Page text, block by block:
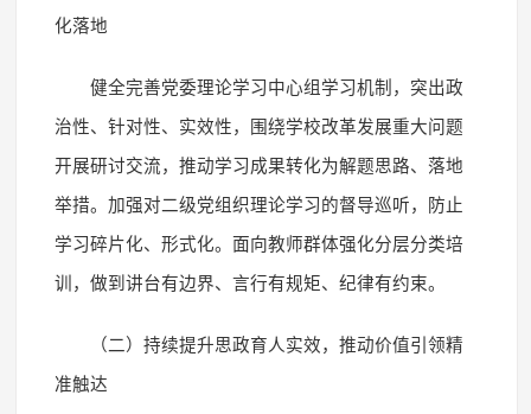
化落地
健全完善党委理论学习中心组学习机制，突出政
治性、针对性、实效性，围绕学校改革发展重大问题
开展研讨交流，推动学习成果转化为解题思路、落地
举措。加强对二级党组织理论学习的督导巡听，防止
学习碎片化、形式化。面向教师群体强化分层分类培
训，做到讲台有边界、言行有规矩、纪律有约束。
（二）持续提升思政育人实效，推动价值引领精
准触达